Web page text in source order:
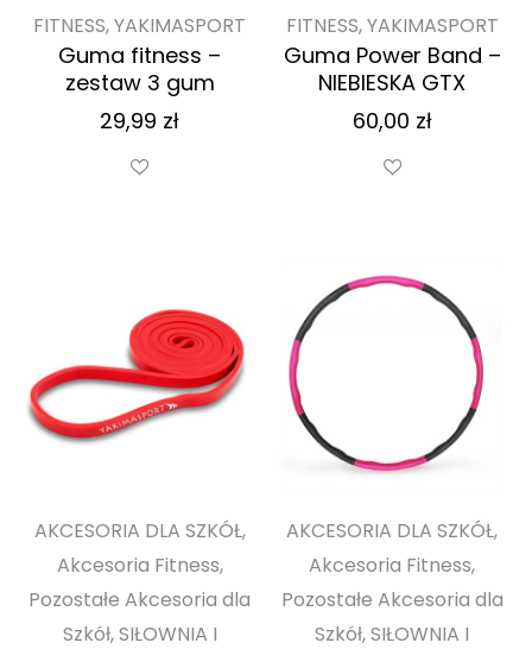
FITNESS, YAKIMASPORT
Guma fitness –
zestaw 3 gum
29,99 zł
FITNESS, YAKIMASPORT
Guma Power Band –
NIEBIESKA GTX
60,00 zł
AKCESORIA DLA SZKÓŁ,
Akcesoria Fitness,
Pozostałe Akcesoria dla
Szkół, SIŁOWNIA I
AKCESORIA DLA SZKÓŁ,
Akcesoria Fitness,
Pozostałe Akcesoria dla
Szkół, SIŁOWNIA I